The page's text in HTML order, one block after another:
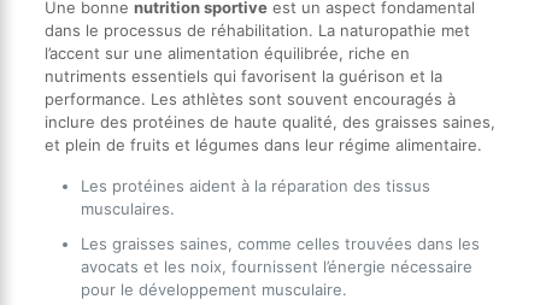
Une bonne nutrition sportiveest un aspect fondamental
dans le processus de réhabilitation. La naturopathie met
l’accent sur une alimentation équilibrée, riche en
nutriments essentiels qui favorisent la guérison et la
performance. Les athlètes sont souvent encouragés à
inclure des protéines de haute qualité, des graisses saines,
et plein de fruits et légumes dans leur régime alimentaire.
Les protéines aident à la réparation des tissus
musculaires.
Les graisses saines, comme celles trouvées dans les
avocats et les noix, fournissent l’énergie nécessaire
pour le développement musculaire.